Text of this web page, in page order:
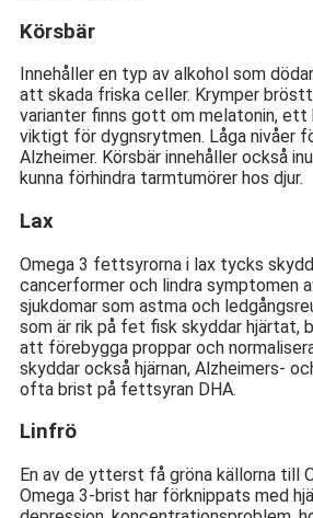
Körsbär
Innehåller en typ av alkohol som
att skada friska celler. Krymper
varianter finns gott om melatonin, ett
viktigt för dygnsrytmen. Låga nivåer
Alzheimer. Körsbär innehåller också
kunna förhindra tarmtumörer hos djur.
Lax
Omega 3 fettsyrorna i lax tycks
cancerformer och lindra symptomen
sjukdomar som astma och
som är rik på fet fisk skyddar hjärtat,
att förebygga proppar och
skyddar också hjärnan, Alzheimers-
ofta brist på fettsyran DHA.
Linfrö
En av de ytterst få gröna källorna till
Omega 3-brist har förknippats med